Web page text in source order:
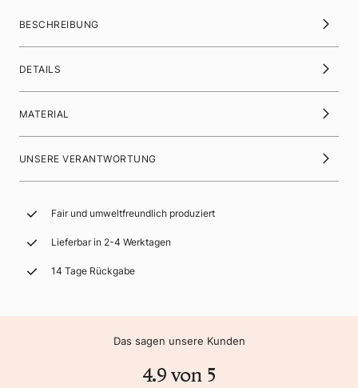
BESCHREIBUNG
DETAILS
MATERIAL
UNSERE VERANTWORTUNG
Fair und umweltfreundlich produziert
Lieferbar in 2-4 Werktagen
14 Tage Rückgabe
Das sagen unsere Kunden
4.9 von 5